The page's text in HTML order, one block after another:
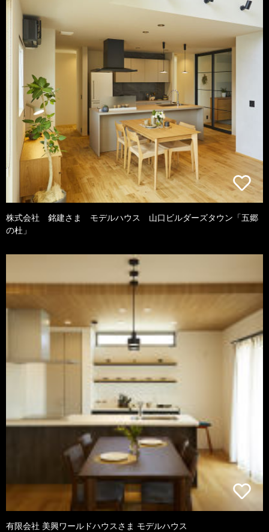
株式会社 銘建さま モデルハウス 山口ビルダーズタウン「五郷
の杜」
有限会社 美興ワールドハウスさま モデルハウス